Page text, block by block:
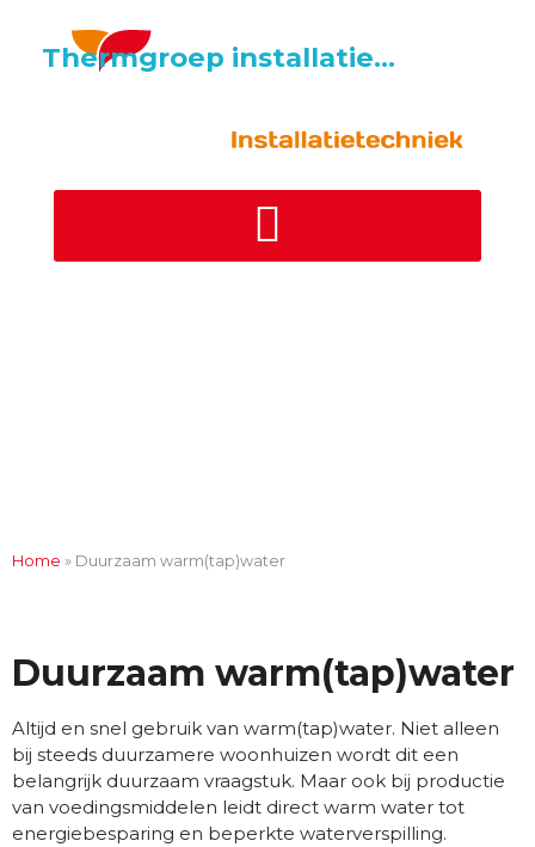
Thermgroep installatietechniek
Home » Duurzaam warm(tap)water
Duurzaam warm(tap)water
Altijd en snel gebruik van warm(tap)water. Niet alleen
bij steeds duurzamere woonhuizen wordt dit een
belangrijk duurzaam vraagstuk. Maar ook bij productie
van voedingsmiddelen leidt direct warm water tot
energiebesparing en beperkte waterverspilling.